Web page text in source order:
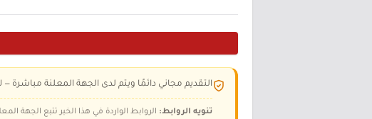
التقديم مجاني دائمًا ويتم لدى الجهة المعلنة مباشرة
تنويه الروابط: الروابط الواردة في هذا الخبر تتبع